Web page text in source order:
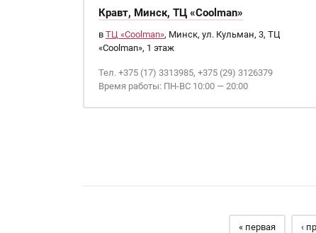
Кравт, Минск, ТЦ «Coolman»
в ТЦ «Coolman», Минск, ул. Кульман, 3, ТЦ
«Coolman», 1 этаж
Тел. +375 (17) 3313985, +375 (29) 3126379
Время работы: ПН-ВС 10:00 — 20:00
« первая ‹